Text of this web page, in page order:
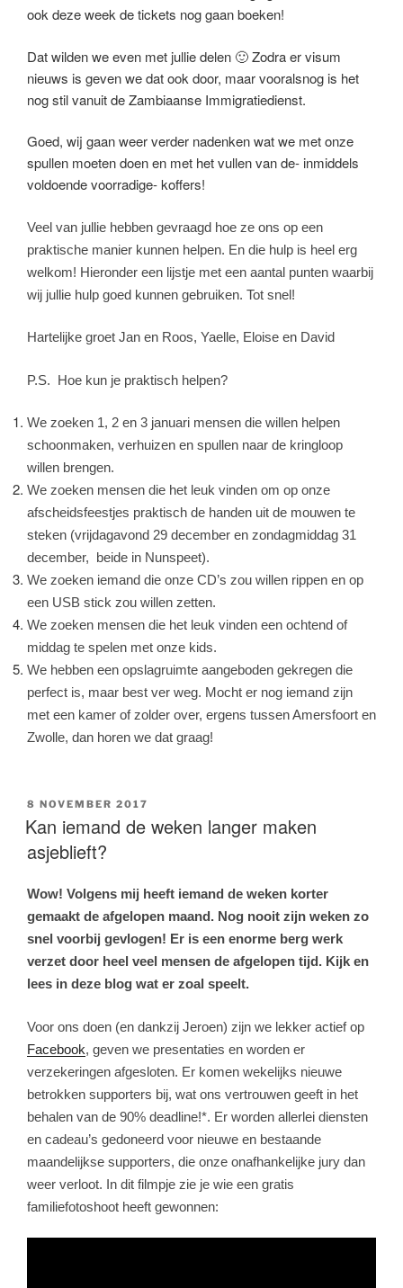
ook deze week de tickets nog gaan boeken!
Dat wilden we even met jullie delen 🙂 Zodra er visum
nieuws is geven we dat ook door, maar vooralsnog is het
nog stil vanuit de Zambiaanse Immigratiedienst.
Goed, wij gaan weer verder nadenken wat we met onze
spullen moeten doen en met het vullen van de- inmiddels
voldoende voorradige- koffers!
Veel van jullie hebben gevraagd hoe ze ons op een
praktische manier kunnen helpen. En die hulp is heel erg
welkom! Hieronder een lijstje met een aantal punten waarbij
wij jullie hulp goed kunnen gebruiken. Tot snel!
Hartelijke groet Jan en Roos, Yaelle, Eloise en David
P.S. Hoe kun je praktisch helpen?
We zoeken 1, 2 en 3 januari mensen die willen helpen
schoonmaken, verhuizen en spullen naar de kringloop
willen brengen.
We zoeken mensen die het leuk vinden om op onze
afscheidsfeestjes praktisch de handen uit de mouwen te
steken (vrijdagavond 29 december en zondagmiddag 31
december, beide in Nunspeet).
We zoeken iemand die onze CD’s zou willen rippen en op
een USB stick zou willen zetten.
We zoeken mensen die het leuk vinden een ochtend of
middag te spelen met onze kids.
We hebben een opslagruimte aangeboden gekregen die
perfect is, maar best ver weg. Mocht er nog iemand zijn
met een kamer of zolder over, ergens tussen Amersfoort en
Zwolle, dan horen we dat graag!
GEPLAATST
OP
8 NOVEMBER 2017
Kan iemand de weken langer maken
asjeblieft?
Wow! Volgens mij heeft iemand de weken korter
gemaakt de afgelopen maand. Nog nooit zijn weken zo
snel voorbij gevlogen! Er is een enorme berg werk
verzet door heel veel mensen de afgelopen tijd. Kijk en
lees in deze blog wat er zoal speelt.
Voor ons doen (en dankzij Jeroen) zijn we lekker actief op
Facebook, geven we presentaties en worden er
verzekeringen afgesloten. Er komen wekelijks nieuwe
betrokken supporters bij, wat ons vertrouwen geeft in het
behalen van de 90% deadline!*. Er worden allerlei diensten
en cadeau’s gedoneerd voor nieuwe en bestaande
maandelijkse supporters, die onze onafhankelijke jury dan
weer verloot. In dit filmpje zie je wie een gratis
familiefotoshoot heeft gewonnen: